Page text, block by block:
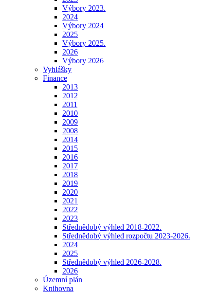
Výbory 2023.
2024
Výbory 2024
2025
Výbory 2025.
2026
Výbory 2026
Vyhlášky
Finance
2013
2012
2011
2010
2009
2008
2014
2015
2016
2017
2018
2019
2020
2021
2022
2023
Střednědobý výhled 2018-2022.
Střednědobý výhled rozpočtu 2023-2026.
2024
2025
Střednědobý výhled 2026-2028.
2026
Územní plán
Knihovna